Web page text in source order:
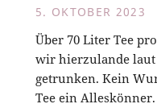
5. OKTOBER 2023
Über 70 Liter Tee
wir hierzulande laut
getrunken. Kein
Tee ein